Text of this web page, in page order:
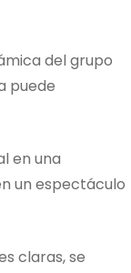
del grupo
puede
en una
un espectáculo
claras, se